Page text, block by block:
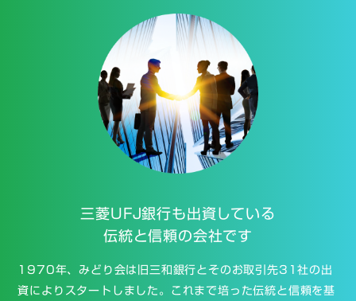
三菱UFJ銀行も出資している
伝統と信頼の会社です
1970年、みどり会は旧三和銀行とそのお取引先31社の出
資によりスタートしました。これまで培った伝統と信頼を基